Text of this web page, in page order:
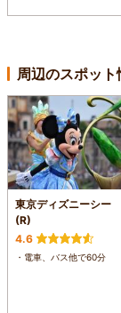
周辺のスポット
東京ディズニーシー
(R)
4.6
・電車、バス他で60分